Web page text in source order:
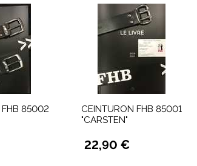
FHB 85002
CEINTURON FHB 85001
"CARSTEN"
22,90 €